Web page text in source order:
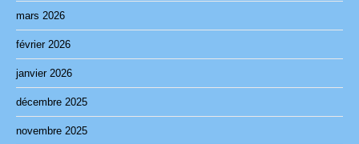
mars 2026
février 2026
janvier 2026
décembre 2025
novembre 2025